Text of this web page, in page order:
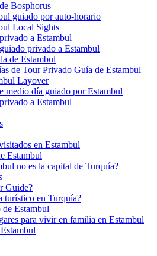
Bosphorus
guiado por auto-horario
Local Sights
a Estambul
privado a Estambul
de Estambul
de Tour Privado Guía de Estambul
Layover
medio día guiado por Estambul
a Estambul
en Estambul
Estambul
no es la capital de Turquía?
Guide?
turístico en Turquía?
Estambul
para vivir en familia en Estambul